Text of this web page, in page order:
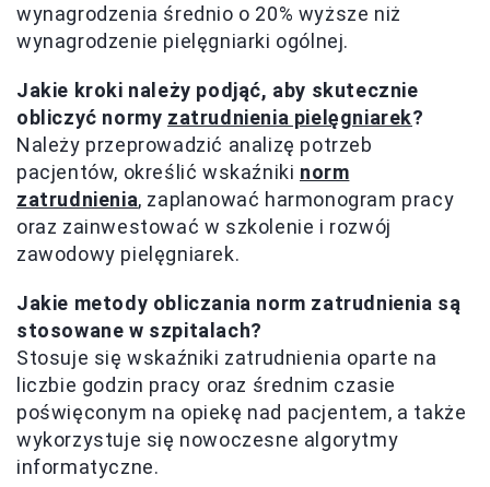
wynagrodzenia średnio o 20% wyższe niż
wynagrodzenie pielęgniarki ogólnej.
Jakie kroki należy podjąć, aby skutecznie
obliczyć normy zatrudnienia pielęgniarek?
Należy przeprowadzić analizę potrzeb
pacjentów, określić wskaźniki norm
zatrudnienia, zaplanować harmonogram pracy
oraz zainwestować w szkolenie i rozwój
zawodowy pielęgniarek.
Jakie metody obliczania norm zatrudnienia są
stosowane w szpitalach?
Stosuje się wskaźniki zatrudnienia oparte na
liczbie godzin pracy oraz średnim czasie
poświęconym na opiekę nad pacjentem, a także
wykorzystuje się nowoczesne algorytmy
informatyczne.